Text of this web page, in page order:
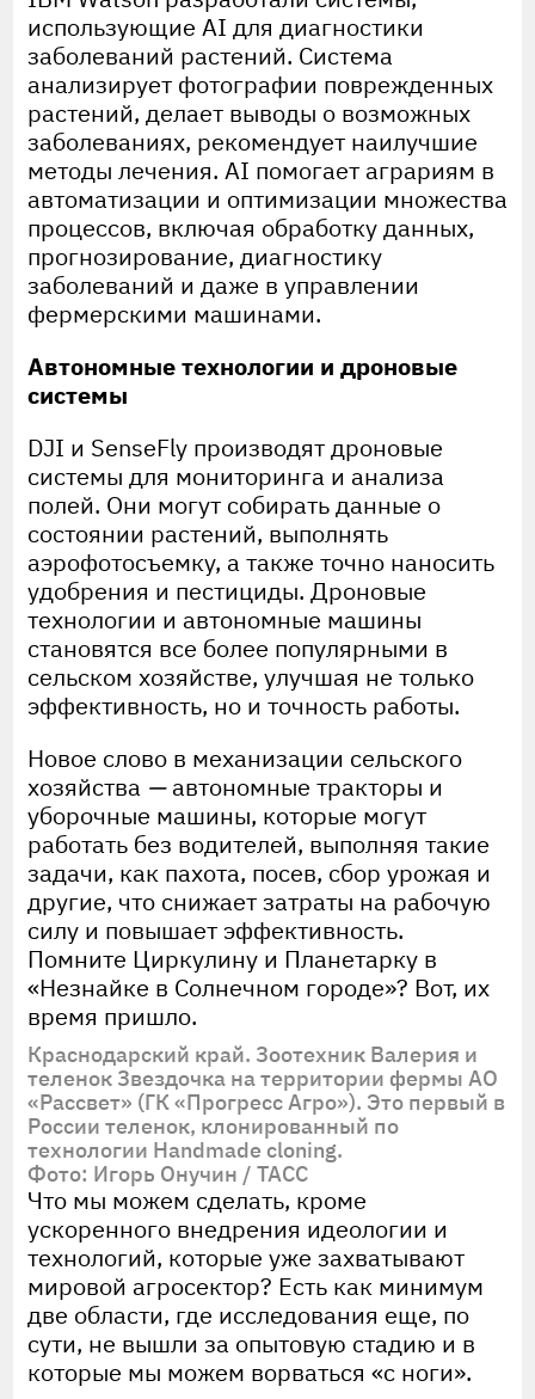
использующие AI для диагностики
заболеваний растений. Система
анализирует фотографии поврежденных
растений, делает выводы о возможных
заболеваниях, рекомендует наилучшие
методы лечения. AI помогает аграриям в
автоматизации и оптимизации множества
процессов, включая обработку данных,
прогнозирование, диагностику
заболеваний и даже в управлении
фермерскими машинами.
Автономные технологии и дроновые
системы
DJI и SenseFly производят дроновые
системы для мониторинга и анализа
полей. Они могут собирать данные о
состоянии растений, выполнять
аэрофотосъемку, а также точно наносить
удобрения и пестициды. Дроновые
технологии и автономные машины
становятся все более популярными в
сельском хозяйстве, улучшая не только
эффективность, но и точность работы.
Новое слово в механизации сельского
хозяйства —автономные тракторы и
уборочные машины, которые могут
работать без водителей, выполняя такие
задачи, как пахота, посев, сбор урожая и
другие, что снижает затраты на рабочую
силу и повышает эффективность.
Помните Циркулину и Планетарку в
«Незнайке в Солнечном городе»? Вот, их
время пришло.
Краснодарский край. Зоотехник Валерия и
теленок Звездочка на территории фермы АО
«Рассвет» (ГК «Прогресс Агро»). Это первый в
России теленок, клонированный по
технологии Handmade cloning.
Фото: Игорь Онучин / ТАСС
Что мы можем сделать, кроме
ускоренного внедрения идеологии и
технологий, которые уже захватывают
мировой агросектор? Есть как минимум
две области, где исследования еще, по
сути, не вышли за опытовую стадию и в
которые мы можем ворваться «с ноги».